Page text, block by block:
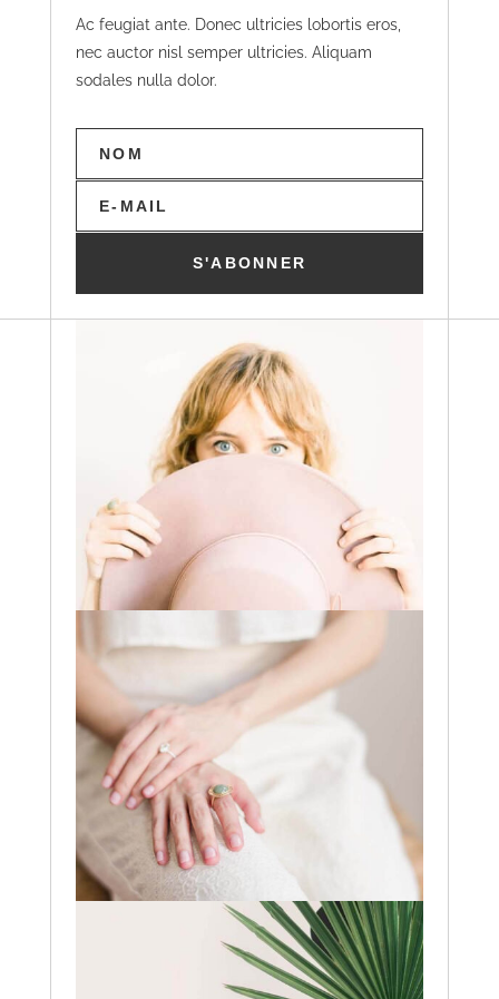
Ac feugiat ante. Donec ultricies lobortis eros,
nec auctor nisl semper ultricies. Aliquam
sodales nulla dolor.
S'ABONNER